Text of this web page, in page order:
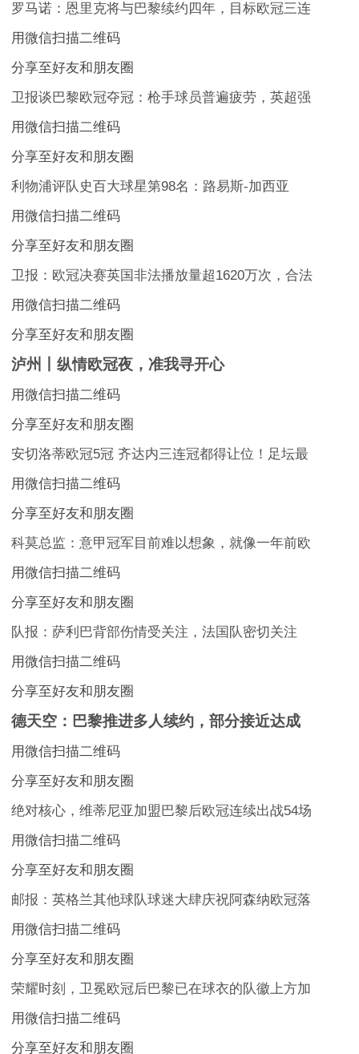
罗马诺：恩里克将与巴黎续约四年，目标欧冠三连
用微信扫描二维码
分享至好友和朋友圈
卫报谈巴黎欧冠夺冠：枪手球员普遍疲劳，英超强
用微信扫描二维码
分享至好友和朋友圈
利物浦评队史百大球星第98名：路易斯-加西亚
用微信扫描二维码
分享至好友和朋友圈
卫报：欧冠决赛英国非法播放量超1620万次，合法
用微信扫描二维码
分享至好友和朋友圈
泸州丨纵情欧冠夜，准我寻开心
用微信扫描二维码
分享至好友和朋友圈
安切洛蒂欧冠5冠 齐达内三连冠都得让位！足坛最
用微信扫描二维码
分享至好友和朋友圈
科莫总监：意甲冠军目前难以想象，就像一年前欧
用微信扫描二维码
分享至好友和朋友圈
队报：萨利巴背部伤情受关注，法国队密切关注
用微信扫描二维码
分享至好友和朋友圈
德天空：巴黎推进多人续约，部分接近达成
用微信扫描二维码
分享至好友和朋友圈
绝对核心，维蒂尼亚加盟巴黎后欧冠连续出战54场
用微信扫描二维码
分享至好友和朋友圈
邮报：英格兰其他球队球迷大肆庆祝阿森纳欧冠落
用微信扫描二维码
分享至好友和朋友圈
荣耀时刻，卫冕欧冠后巴黎已在球衣的队徽上方加
用微信扫描二维码
分享至好友和朋友圈